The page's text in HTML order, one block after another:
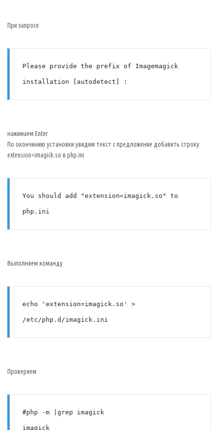
При запросе
Please provide the prefix of Imagemagick
installation [autodetect] :
нажимаем Enter
По окончинию установки увидим текст с предложение добавить строку
extension=imagick.so в php.ini
You should add "extension=imagick.so" to
php.ini
Выполняем команду
echo 'extension=imagick.so' >
/etc/php.d/imagick.ini
Проверяем
#php -m |grep imagick
imagick